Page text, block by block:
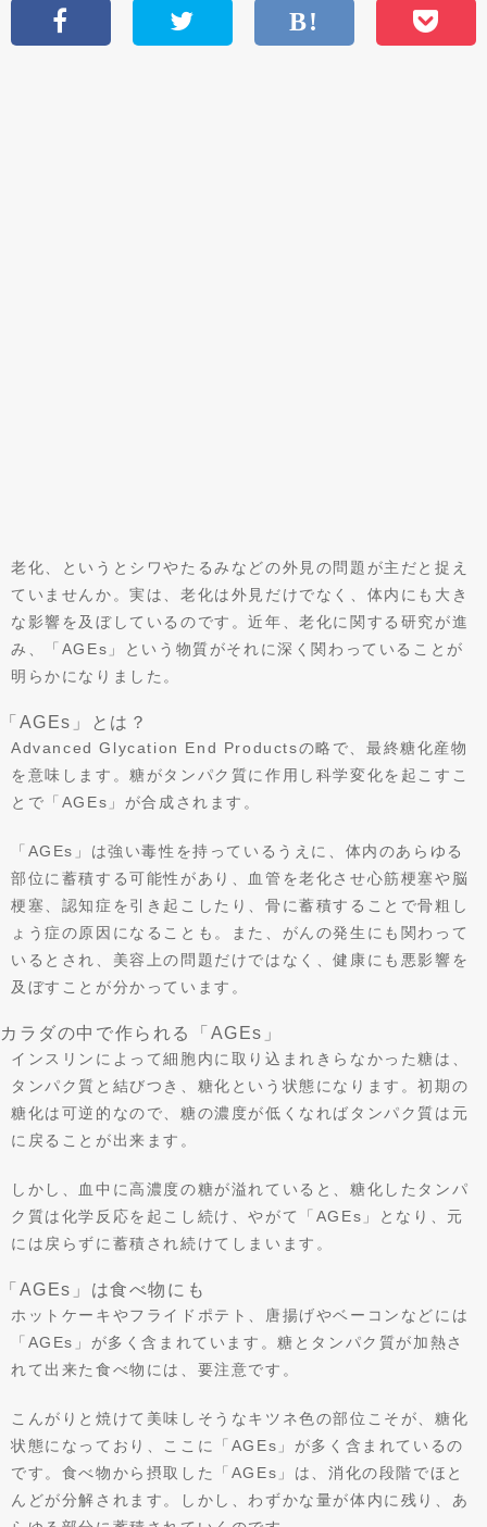
老化、というとシワやたるみなどの外見の問題が主だと捉え
ていませんか。実は、老化は外見だけでなく、体内にも大き
な影響を及ぼしているのです。近年、老化に関する研究が進
み、「AGEs」という物質がそれに深く関わっていることが
明らかになりました。
「AGEs」とは？
Advanced Glycation End Productsの略で、最終糖化産物
を意味します。糖がタンパク質に作用し科学変化を起こすこ
とで「AGEs」が合成されます。
「AGEs」は強い毒性を持っているうえに、体内のあらゆる
部位に蓄積する可能性があり、血管を老化させ心筋梗塞や脳
梗塞、認知症を引き起こしたり、骨に蓄積することで骨粗し
ょう症の原因になることも。また、がんの発生にも関わって
いるとされ、美容上の問題だけではなく、健康にも悪影響を
及ぼすことが分かっています。
カラダの中で作られる「AGEs」
インスリンによって細胞内に取り込まれきらなかった糖は、
タンパク質と結びつき、糖化という状態になります。初期の
糖化は可逆的なので、糖の濃度が低くなればタンパク質は元
に戻ることが出来ます。
しかし、血中に高濃度の糖が溢れていると、糖化したタンパ
ク質は化学反応を起こし続け、やがて「AGEs」となり、元
には戻らずに蓄積され続けてしまいます。
「AGEs」は食べ物にも
ホットケーキやフライドポテト、唐揚げやベーコンなどには
「AGEs」が多く含まれています。糖とタンパク質が加熱さ
れて出来た食べ物には、要注意です。
こんがりと焼けて美味しそうなキツネ色の部位こそが、糖化
状態になっており、ここに「AGEs」が多く含まれているの
です。食べ物から摂取した「AGEs」は、消化の段階でほと
んどが分解されます。しかし、わずかな量が体内に残り、あ